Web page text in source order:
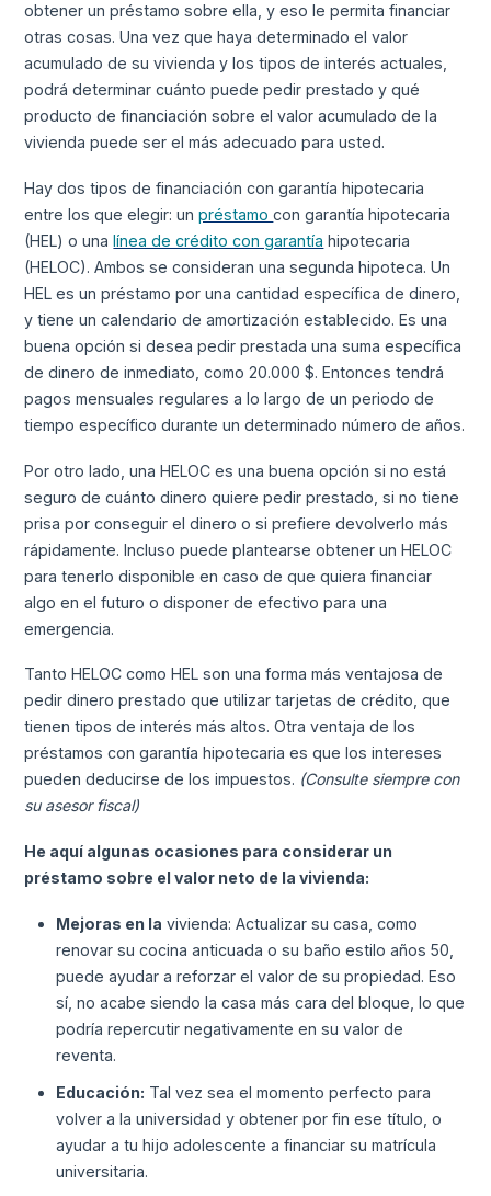
obtener un préstamo sobre ella, y eso le permita financiar
otras cosas. Una vez que haya determinado el valor
acumulado de su vivienda y los tipos de interés actuales,
podrá determinar cuánto puede pedir prestado y qué
producto de financiación sobre el valor acumulado de la
vivienda puede ser el más adecuado para usted.
Hay dos tipos de financiación con garantía hipotecaria
entre los que elegir: unpréstamocon garantía hipotecaria
(HEL) o unalínea de crédito con garantía hipotecaria
(HELOC). Ambos se consideran una segunda hipoteca. Un
HEL es un préstamo por una cantidad específica de dinero,
y tiene un calendario de amortización establecido. Es una
buena opción si desea pedir prestada una suma específica
de dinero de inmediato, como 20.000 $. Entonces tendrá
pagos mensuales regulares a lo largo de un periodo de
tiempo específico durante un determinado número de años.
Por otro lado, una HELOC es una buena opción si no está
seguro de cuánto dinero quiere pedir prestado, si no tiene
prisa por conseguir el dinero o si prefiere devolverlo más
rápidamente. Incluso puede plantearse obtener un HELOC
para tenerlo disponible en caso de que quiera financiar
algo en el futuro o disponer de efectivo para una
emergencia.
Tanto HELOC como HEL son una forma más ventajosa de
pedir dinero prestado que utilizar tarjetas de crédito, que
tienen tipos de interés más altos. Otra ventaja de los
préstamos con garantía hipotecaria es que los intereses
pueden deducirse de los impuestos. (Consulte siempre con
su asesor fiscal)
He aquí algunas ocasiones para considerar un
préstamo sobre el valor neto de la vivienda:
Mejoras en la vivienda: Actualizar su casa, como
renovar su cocina anticuada o su baño estilo años 50,
puede ayudar a reforzar el valor de su propiedad. Eso
sí, no acabe siendo la casa más cara del bloque, lo que
podría repercutir negativamente en su valor de
reventa.
Educación: Tal vez sea el momento perfecto para
volver a la universidad y obtener por fin ese título, o
ayudar a tu hijo adolescente a financiar su matrícula
universitaria.